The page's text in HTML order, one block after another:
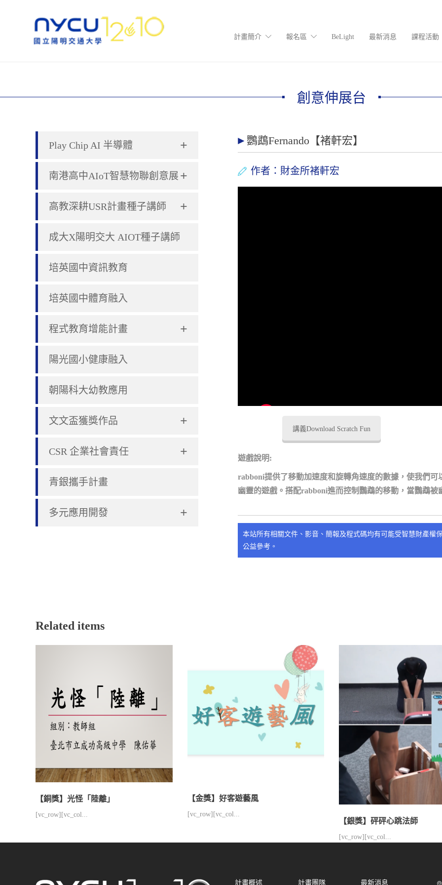
計畫簡介 報名區 BeLight 最新消息 課程活動
創意伸展台
+
Play Chip AI 半導體
+
南港高中AIoT智慧物聯創意展
+
高教深耕USR計畫種子講師
成大X陽明交大 AIOT種子講師
培英國中資訊教育
培英國中體育融入
+
程式教育增能計畫
陽光國小健康融入
朝陽科大幼教應用
+
文文盃獲獎作品
+
CSR 企業社會責任
青銀攜手計畫
+
多元應用開發
鸚鵡Fernando【褚軒宏】
作者：財金所褚軒宏
講義Download Scratch Fun
遊戲說明:
rabboni提供了移動加速度和旋轉角速度的數據，使我們
幽靈的遊戲。搭配rabboni進而控制鸚鵡的移動，當鸚鵡被
本站所有相關文件、影音、簡報及程式碼均有可能受智慧財產權
公益參考。
Related items
【銅獎】光怪「陸離」
[vc_row][vc_col...
【金獎】好客遊藝風
[vc_row][vc_col...
【銀獎】砰砰心跳法師
[vc_row][vc_col...
計畫概述 計畫團隊 最新消息